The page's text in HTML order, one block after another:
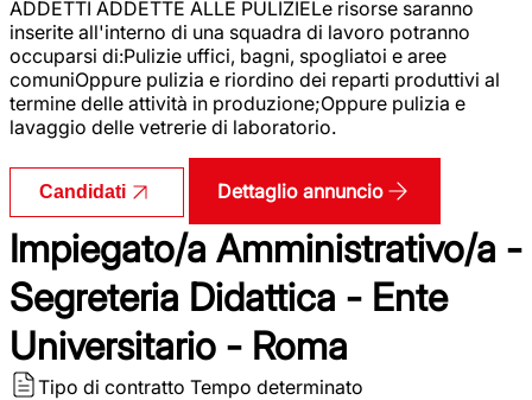
ADDETTI ADDETTE ALLE PULIZIELe risorse saranno
inserite all'interno di una squadra di lavoro potranno
occuparsi di:Pulizie uffici, bagni, spogliatoi e aree
comuniOppure pulizia e riordino dei reparti produttivi al
termine delle attività in produzione;Oppure pulizia e
lavaggio delle vetrerie di laboratorio.
Candidati Dettaglio annuncio
Impiegato/a Amministrativo/a -
Segreteria Didattica - Ente
Universitario - Roma
Tipo di contratto Tempo determinato